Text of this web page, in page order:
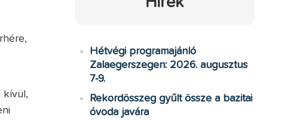
kívül,
Hétvégi programajánló
Zalaegerszegen: 2026. augusztus
7-9.
Rekordösszeg gyűlt össze a bazitai
óvoda javára